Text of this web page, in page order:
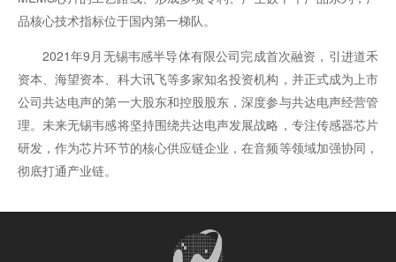
品核心技术指标位于国内第一梯队。
2021年9月无锡韦感半导体有限公司完成首次融资，引进道禾
资本、海望资本、科大讯飞等多家知名投资机构，并正式成为上市
公司共达电声的第一大股东和控股股东，深度参与共达电声经营管
理。未来无锡韦感将坚持围绕共达电声发展战略，专注传感器芯片
研发，作为芯片环节的核心供应链企业，在音频等领域加强协同，
彻底打通产业链。